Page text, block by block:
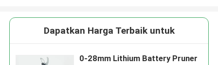
Dapatkan Harga Terbaik untuk
0-28mm Lithium Battery Pruner